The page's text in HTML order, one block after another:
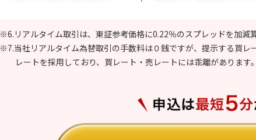
※6.リアルタイム取引は、東証参考価格に0.22％のスプレッドを加減
※7.当社リアルタイム為替取引の手数料は０銭ですが、提示する買
レートを採用しており、買レート・売レートには乖離があります。